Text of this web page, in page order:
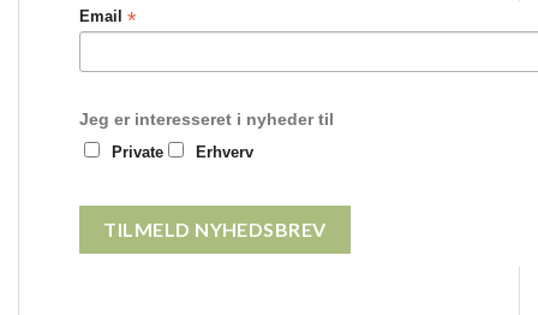
Email *
Jeg er interesseret i nyheder til
Private Erhverv